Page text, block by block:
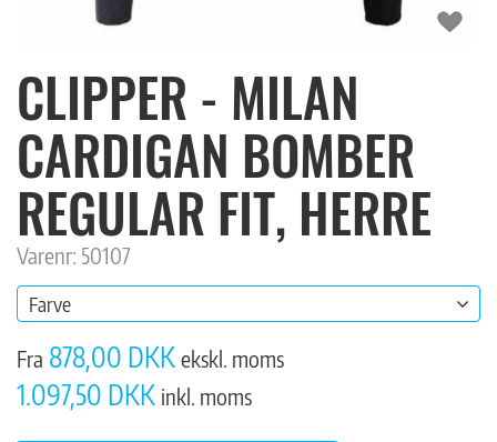
CLIPPER - MILAN
CARDIGAN BOMBER
REGULAR FIT, HERRE
Varenr: 50107
Farve
Fra 878,00 DKK ekskl. moms
1.097,50 DKK inkl. moms